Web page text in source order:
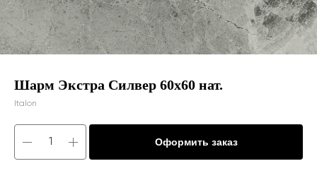
Шарм Экстра Силвер 60х60 нат.
Italon
Оформить заказ